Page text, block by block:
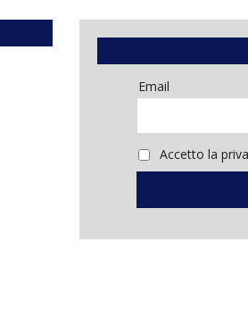
Email
Accetto la